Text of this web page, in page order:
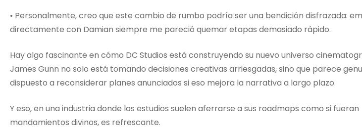
• Personalmente, creo que este cambio de rumbo podría ser una bendición disfrazada:
directamente con Damian siempre me pareció quemar etapas demasiado rápido.
Hay algo fascinante en cómo DC Studios está construyendo su nuevo universo
James Gunn no solo está tomando decisiones creativas arriesgadas, sino que parece
dispuesto a reconsiderar planes anunciados si eso mejora la narrativa a largo plazo.
Y eso, en una industria donde los estudios suelen aferrarse a sus roadmaps como si fueran
mandamientos divinos, es refrescante.